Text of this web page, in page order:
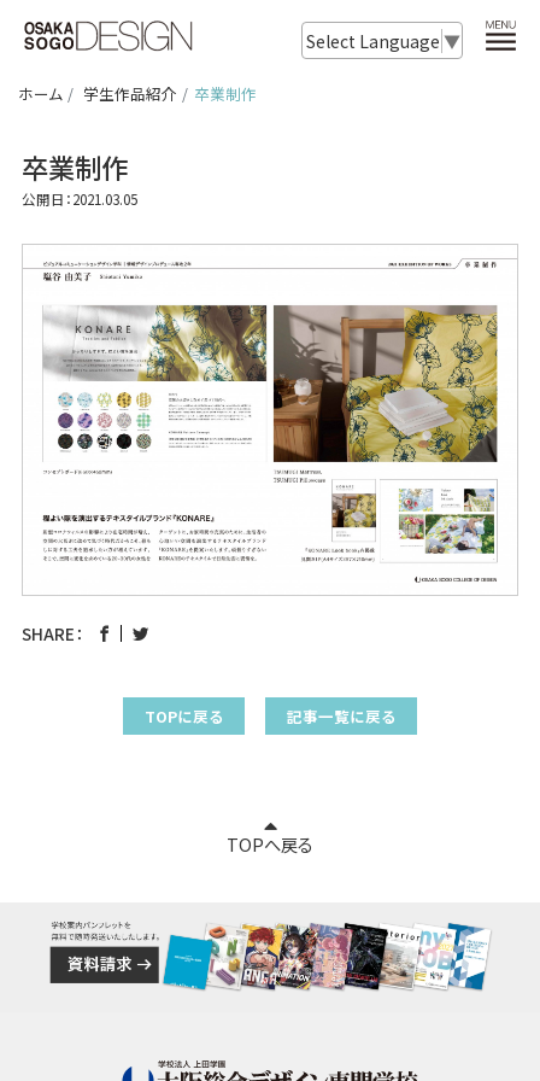
Select Language ▼
ホーム 学生作品紹介 卒業制作
卒業制作
公開日：2021.03.05
SHARE：
TOPに戻る 記事一覧に戻る
TOPへ戻る